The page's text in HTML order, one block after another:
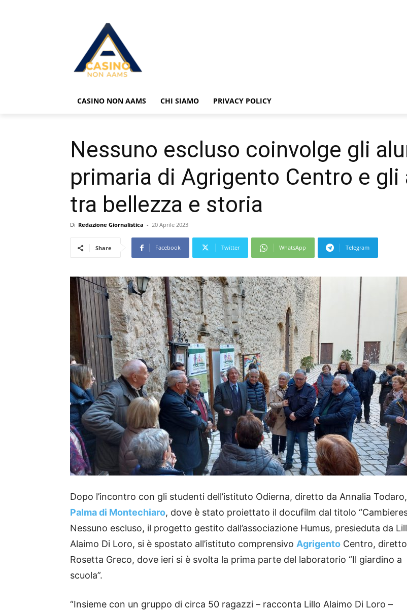
CASINO NON AAMS CHI SIAMO PRIVACY POLICY
Nessuno escluso coinvolge gli
primaria di Agrigento Centro e gli
tra bellezza e storia
Di Redazione Giornalistica - 20 Aprile 2023
Share Facebook Twitter WhatsApp Telegram
Dopo l’incontro con gli studenti dell’istituto Odierna, diretto da Annalia
Palma di Montechiaro, dove è stato proiettato il docufilm dal titolo
Nessuno escluso, il progetto gestito dall’associazione Humus, presieduta da
Alaimo Di Loro, si è spostato all’istituto comprensivo Agrigento Centro,
Rosetta Greco, dove ieri si è svolta la prima parte del laboratorio “Il giardino a
scuola”.
“Insieme con un gruppo di circa 50 ragazzi – racconta Lillo Alaimo Di Loro –